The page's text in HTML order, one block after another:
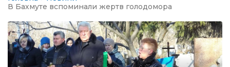
евакуації
В Бахмуте вспоминали жертв голодомора